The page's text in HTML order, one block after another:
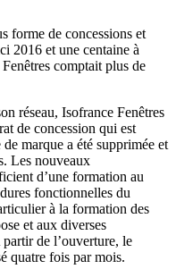
forme de concessions et
2016 et une centaine à
comptait plus de
réseau, Isofrance Fenêtres
de concession qui est
marque a été supprimée et
Les nouveaux
d’une formation au
fonctionnelles du
à la formation des
et aux diverses
de l’ouverture, le
quatre fois par mois.